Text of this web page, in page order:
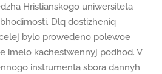
Hristianskogo uniwersiteta
Dlq dostizheniq
bylo prowedeno polewoe
imelo kachestwennyj podhod. V
instrumenta sbora dannyh